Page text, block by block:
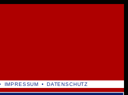
IMPRESSUM DATENSCHUTZ